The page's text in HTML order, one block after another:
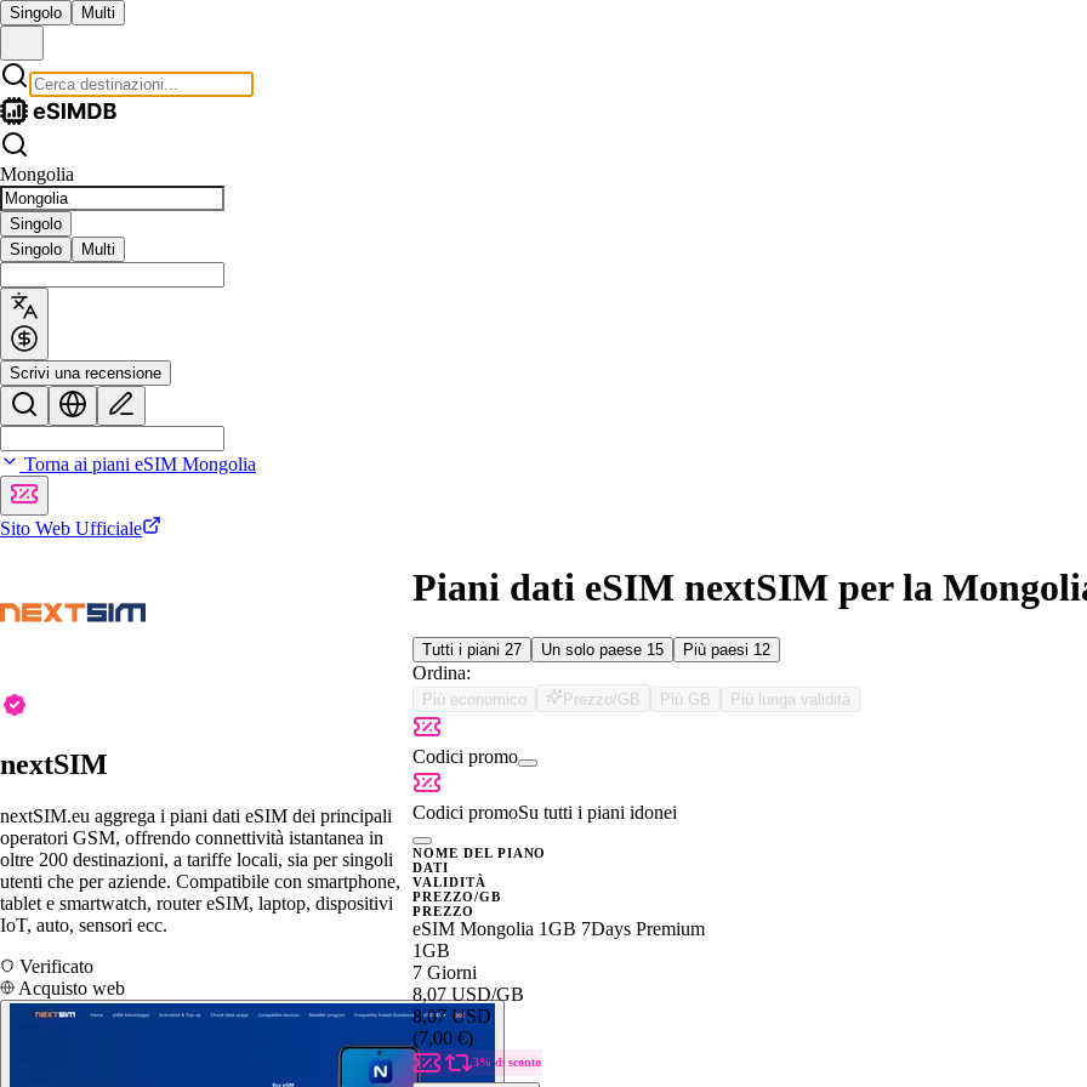
Singolo Multi
Mongolia
Singolo
Singolo
Multi
Scrivi una recensione
Torna ai piani eSIM Mongolia
Sito Web Ufficiale
nextSIM
nextSIM.eu aggrega i piani dati eSIM dei principali
operatori GSM, offrendo connettività istantanea in
oltre 200 destinazioni, a tariffe locali, sia per singoli
utenti che per aziende. Compatibile con smartphone,
tablet e smartwatch, router eSIM, laptop, dispositivi
IoT, auto, sensori ecc.
Verificato
Acquisto web
Piani dati eSIM nextSIM per la
Tutti i piani 27 Un solo paese 15 Più paesi 12
Ordina:
Più economico Prezzo/GB Più GB Più lunga validità
Codici promo
Codici promoSu tutti i piani idonei
NOME DEL PIANO
DATI
VALIDITÀ
PREZZO/GB
PREZZO
eSIM Mongolia 1GB 7Days Premium
1GB
7 Giorni
8,07 USD/GB
8,07 USD
(7,00 €)
3% di sconto